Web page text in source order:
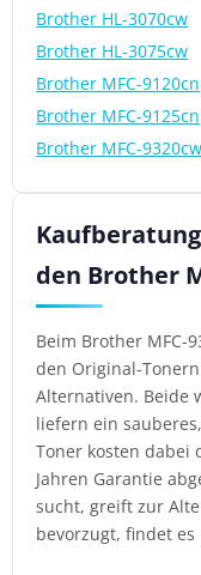
Brother HL-3070cw
Brother HL-3075cw
Brother MFC-9120cn
Brother MFC-9125cn
Brother MFC-9320cw
den Brother
Beim Brother MFC-
den Original-
Alternativen. Beide
liefern ein
Toner kosten dabei
Jahren Garantie
sucht, greift zur
bevorzugt, findet